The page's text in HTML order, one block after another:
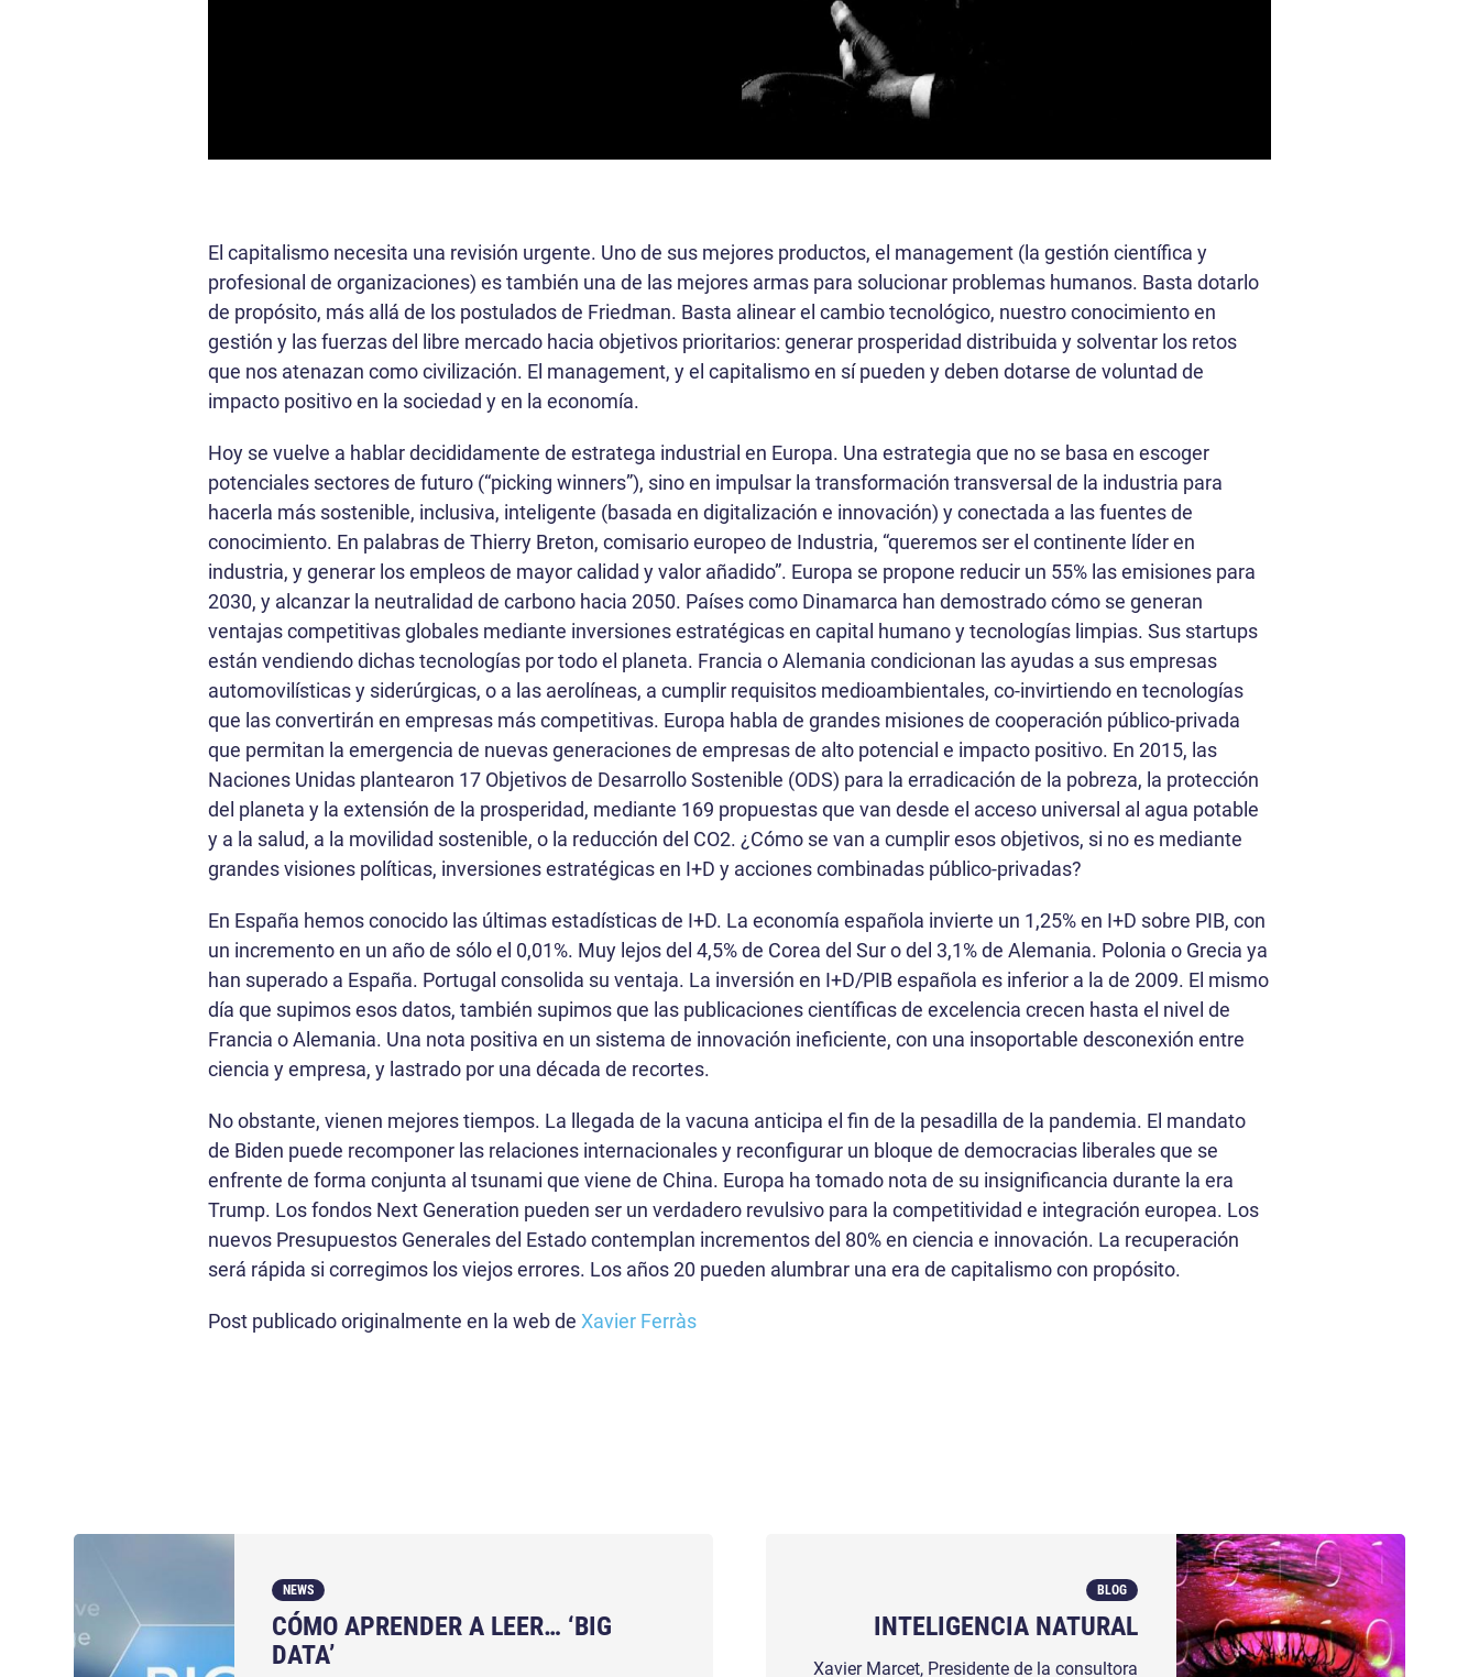
El capitalismo necesita una revisión urgente. Uno de sus mejores productos, el management (la gestión científica y
profesional de organizaciones) es también una de las mejores armas para solucionar problemas humanos. Basta dotarlo
de propósito, más allá de los postulados de Friedman. Basta alinear el cambio tecnológico, nuestro conocimiento en
gestión y las fuerzas del libre mercado hacia objetivos prioritarios: generar prosperidad distribuida y solventar los retos
que nos atenazan como civilización. El management, y el capitalismo en sí pueden y deben dotarse de voluntad de
impacto positivo en la sociedad y en la economía.
Hoy se vuelve a hablar decididamente de estratega industrial en Europa. Una estrategia que no se basa en escoger
potenciales sectores de futuro (“picking winners”), sino en impulsar la transformación transversal de la industria para
hacerla más sostenible, inclusiva, inteligente (basada en digitalización e innovación) y conectada a las fuentes de
conocimiento. En palabras de Thierry Breton, comisario europeo de Industria, “queremos ser el continente líder en
industria, y generar los empleos de mayor calidad y valor añadido”. Europa se propone reducir un 55% las emisiones para
2030, y alcanzar la neutralidad de carbono hacia 2050. Países como Dinamarca han demostrado cómo se generan
ventajas competitivas globales mediante inversiones estratégicas en capital humano y tecnologías limpias. Sus startups
están vendiendo dichas tecnologías por todo el planeta. Francia o Alemania condicionan las ayudas a sus empresas
automovilísticas y siderúrgicas, o a las aerolíneas, a cumplir requisitos medioambientales, co-invirtiendo en tecnologías
que las convertirán en empresas más competitivas. Europa habla de grandes misiones de cooperación público-privada
que permitan la emergencia de nuevas generaciones de empresas de alto potencial e impacto positivo. En 2015, las
Naciones Unidas plantearon 17 Objetivos de Desarrollo Sostenible (ODS) para la erradicación de la pobreza, la protección
del planeta y la extensión de la prosperidad, mediante 169 propuestas que van desde el acceso universal al agua potable
y a la salud, a la movilidad sostenible, o la reducción del CO2. ¿Cómo se van a cumplir esos objetivos, si no es mediante
grandes visiones políticas, inversiones estratégicas en I+D y acciones combinadas público-privadas?
En España hemos conocido las últimas estadísticas de I+D. La economía española invierte un 1,25% en I+D sobre PIB, con
un incremento en un año de sólo el 0,01%. Muy lejos del 4,5% de Corea del Sur o del 3,1% de Alemania. Polonia o Grecia ya
han superado a España. Portugal consolida su ventaja. La inversión en I+D/PIB española es inferior a la de 2009. El mismo
día que supimos esos datos, también supimos que las publicaciones científicas de excelencia crecen hasta el nivel de
Francia o Alemania. Una nota positiva en un sistema de innovación ineficiente, con una insoportable desconexión entre
ciencia y empresa, y lastrado por una década de recortes.
No obstante, vienen mejores tiempos. La llegada de la vacuna anticipa el fin de la pesadilla de la pandemia. El mandato
de Biden puede recomponer las relaciones internacionales y reconfigurar un bloque de democracias liberales que se
enfrente de forma conjunta al tsunami que viene de China. Europa ha tomado nota de su insignificancia durante la era
Trump. Los fondos Next Generation pueden ser un verdadero revulsivo para la competitividad e integración europea. Los
nuevos Presupuestos Generales del Estado contemplan incrementos del 80% en ciencia e innovación. La recuperación
será rápida si corregimos los viejos errores. Los años 20 pueden alumbrar una era de capitalismo con propósito.
Post publicado originalmente en la web deXavier Ferràs
NEWS
CÓMO APRENDER A LEER… ‘BIG
DATA’
BLOG
INTELIGENCIA NATURAL
Xavier Marcet, Presidente de la consultora